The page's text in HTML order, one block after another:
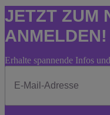
JETZT ZUM
ANMELDEN!
Erhalte spannende Infos